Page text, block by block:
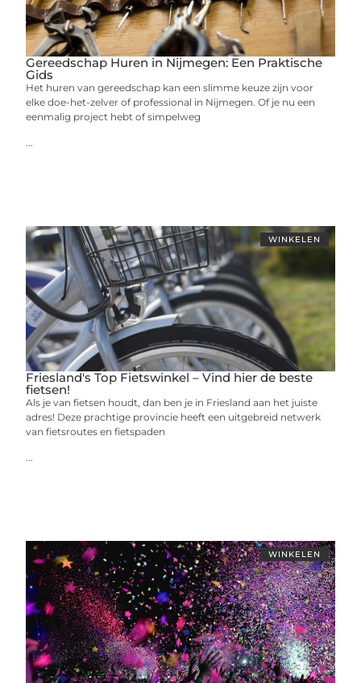
Gereedschap Huren in Nijmegen: Een Praktische
Gids
Het huren van gereedschap kan een slimme keuze zijn voor
elke doe-het-zelver of professional in Nijmegen. Of je nu een
eenmalig project hebt of simpelweg
WINKELEN
Friesland's Top Fietswinkel – Vind hier de beste
fietsen!
Als je van fietsen houdt, dan ben je in Friesland aan het juiste
adres! Deze prachtige provincie heeft een uitgebreid netwerk
van fietsroutes en fietspaden
WINKELEN